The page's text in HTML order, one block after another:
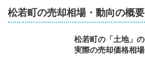
不動産会社向け情報
松若町の売却相場・動向の概要
松若町の「土地」の
実際の売却価格相場